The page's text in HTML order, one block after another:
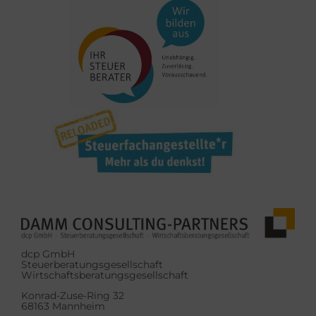
dcp GmbH
Steuerberatungsgesellschaft
Wirtschaftsberatungsgesellschaft
Konrad-Zuse-Ring 32
68163 Mannheim